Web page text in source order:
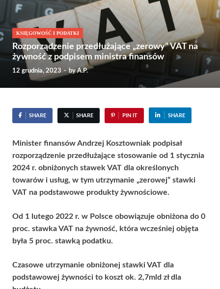
KSIĘGOWOŚĆ I PODATKI
Rozporządzenie przedłużające „zerowy” VAT na
żywność z podpisem ministra finansów
12 grudnia, 2023 -byA.P.
SHARE SHARE PIN IT SHARE
Minister finansów Andrzej Kosztowniak podpisał
rozporządzenie przedłużające stosowanie od 1 stycznia
2024 r. obniżonych stawek VAT dla określonych
towarów i usług, w tym utrzymanie „zerowej” stawki
VAT na podstawowe produkty żywnościowe.
Od 1 lutego 2022 r. w Polsce obowiązuje obniżona do 0
proc. stawka VAT na żywność, która wcześniej objęta
była 5 proc. stawką podatku.
Czasowe utrzymanie obniżonej stawki VAT dla
podstawowej żywności to koszt ok. 2,7mld zł dla